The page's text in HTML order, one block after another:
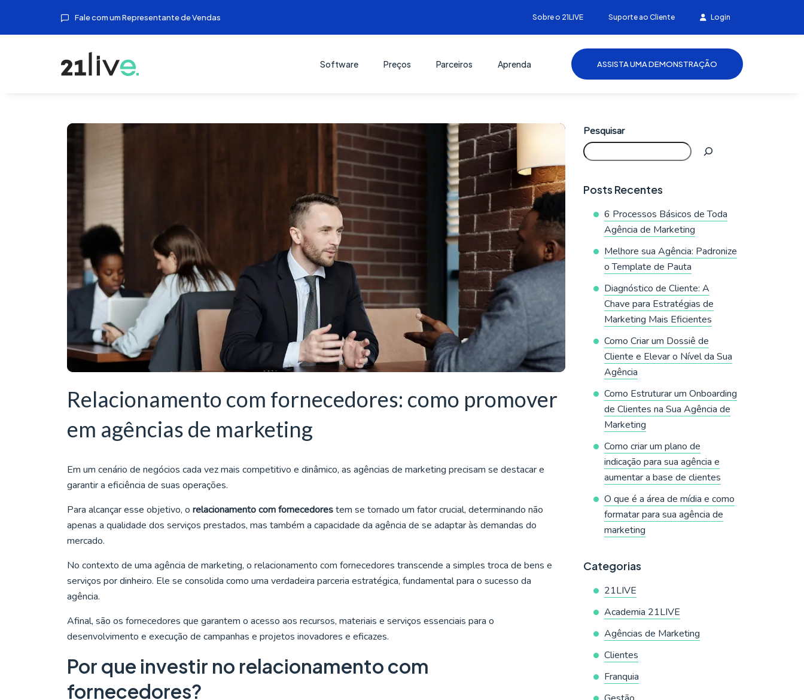
Fale com um Representante de Vendas Sobre o 21LIVE Suporte ao Cliente Login
Software Preços Parceiros Aprenda ASSISTA UMA DEMONSTRAÇÃO
Relacionamento com fornecedores: como promover
em agências de marketing
Em um cenário de negócios cada vez mais competitivo e dinâmico, as agências de marketing precisam se destacar e
garantir a eficiência de suas operações.
Para alcançar esse objetivo, o relacionamento com fornecedorestem se tornado um fator crucial, determinando não
apenas a qualidade dos serviços prestados, mas também a capacidade da agência de se adaptar às demandas do
mercado.
No contexto de uma agência de marketing, o relacionamento com fornecedores transcende a simples troca de bens e
serviços por dinheiro. Ele se consolida como uma verdadeira parceria estratégica, fundamental para o sucesso da
agência.
Afinal, são os fornecedores que garantem o acesso aos recursos, materiais e serviços essenciais para o
desenvolvimento e execução de campanhas e projetos inovadores e eficazes.
Por que investir no relacionamento com
fornecedores?
Pesquisar
Posts Recentes
6 Processos Básicos de Toda
Agência de Marketing
Melhore sua Agência: Padronize
o Template de Pauta
Diagnóstico de Cliente: A
Chave para Estratégias de
Marketing Mais Eficientes
Como Criar um Dossiê de
Cliente e Elevar o Nível da Sua
Agência
Como Estruturar um Onboarding
de Clientes na Sua Agência de
Marketing
Como criar um plano de
indicação para sua agência e
aumentar a base de clientes
O que é a área de mídia e como
formatar para sua agência de
marketing
Categorias
21LIVE
Academia 21LIVE
Agências de Marketing
Clientes
Franquia